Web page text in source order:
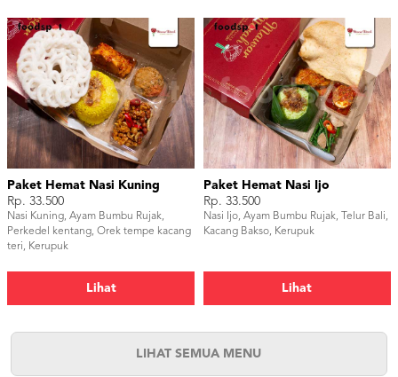
Paket Hemat Nasi Kuning
Rp. 33.500
Nasi Kuning, Ayam Bumbu Rujak,
Perkedel kentang, Orek tempe kacang
teri, Kerupuk
Lihat
Paket Hemat Nasi Ijo
Rp. 33.500
Nasi Ijo, Ayam Bumbu Rujak, Telur Bali,
Kacang Bakso, Kerupuk
Lihat
LIHAT SEMUA MENU